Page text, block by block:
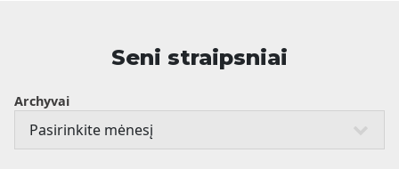
Seni straipsniai
Archyvai